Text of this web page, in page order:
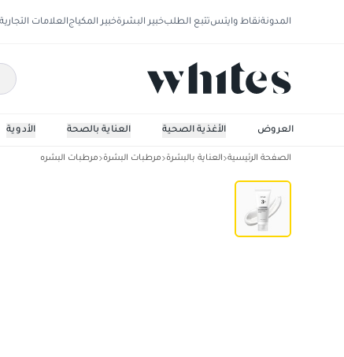
المدونةنقاط وايتستتبع الطلبخبير البشرةخبير المكياجالعلامات التجارية
الأدوية العناية بالصحة الأغذية الصحية العروض
الصفحة الرئيسية العناية بالبشرة مرطبات البشرة مرطبات البشره